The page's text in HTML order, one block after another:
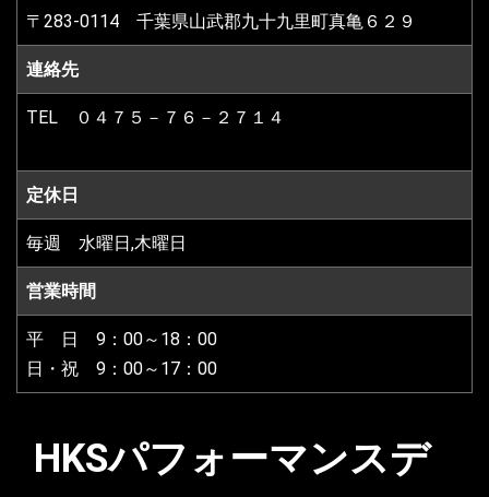
〒283-0114 千葉県山武郡九十九里町真亀６２９
連絡先
TEL ０４７５－７６－２７１４
定休日
毎週 水曜日,木曜日
営業時間
平 日 9：00～18：00
日・祝 9：00～17：00
HKSパフォーマンスデ